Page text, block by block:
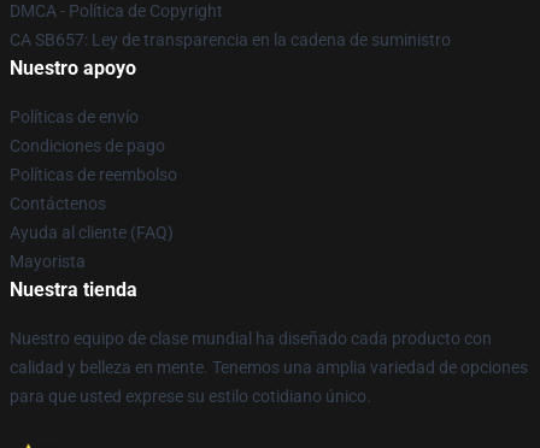
DMCA - Política de Copyright
CA SB657: Ley de transparencia en la cadena de suministro
Nuestro apoyo
Políticas de envío
Condiciones de pago
Políticas de reembolso
Contáctenos
Ayuda al cliente (FAQ)
Mayorista
Nuestra tienda
Nuestro equipo de clase mundial ha diseñado cada producto con
calidad y belleza en mente. Tenemos una amplia variedad de opciones
para que usted exprese su estilo cotidiano único.